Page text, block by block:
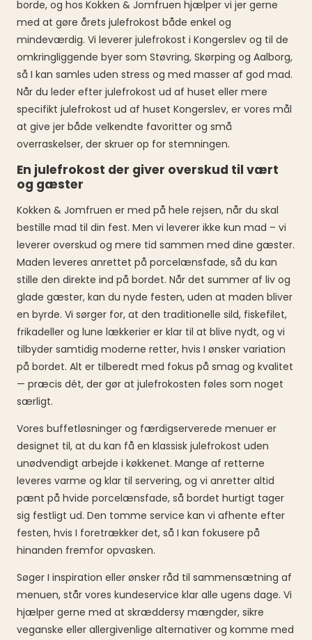
borde, og hos Kokken & Jomfruen hjælper vi jer gerne
med at gøre årets julefrokost både enkel og
mindeværdig. Vi leverer julefrokost i Kongerslev og til de
omkringliggende byer som Støvring, Skørping og Aalborg,
så I kan samles uden stress og med masser af god mad.
Når du leder efter julefrokost ud af huset eller mere
specifikt julefrokost ud af huset Kongerslev, er vores mål
at give jer både velkendte favoritter og små
overraskelser, der skruer op for stemningen.
En julefrokost der giver overskud til vært
og gæster
Kokken & Jomfruen er med på hele rejsen, når du skal
bestille mad til din fest. Men vi leverer ikke kun mad – vi
leverer overskud og mere tid sammen med dine gæster.
Maden leveres anrettet på porcelænsfade, så du kan
stille den direkte ind på bordet. Når det summer af liv og
glade gæster, kan du nyde festen, uden at maden bliver
en byrde. Vi sørger for, at den traditionelle sild, fiskefilet,
frikadeller og lune lækkerier er klar til at blive nydt, og vi
tilbyder samtidig moderne retter, hvis I ønsker variation
på bordet. Alt er tilberedt med fokus på smag og kvalitet
— præcis dét, der gør at julefrokosten føles som noget
særligt.
Vores buffetløsninger og færdigserverede menuer er
designet til, at du kan få en klassisk julefrokost uden
unødvendigt arbejde i køkkenet. Mange af retterne
leveres varme og klar til servering, og vi anretter altid
pænt på hvide porcelænsfade, så bordet hurtigt tager
sig festligt ud. Den tomme service kan vi afhente efter
festen, hvis I foretrækker det, så I kan fokusere på
hinanden fremfor opvasken.
Søger I inspiration eller ønsker råd til sammensætning af
menuen, står vores kundeservice klar alle ugens dage. Vi
hjælper gerne med at skræddersy mængder, sikre
veganske eller allergivenlige alternativer og komme med